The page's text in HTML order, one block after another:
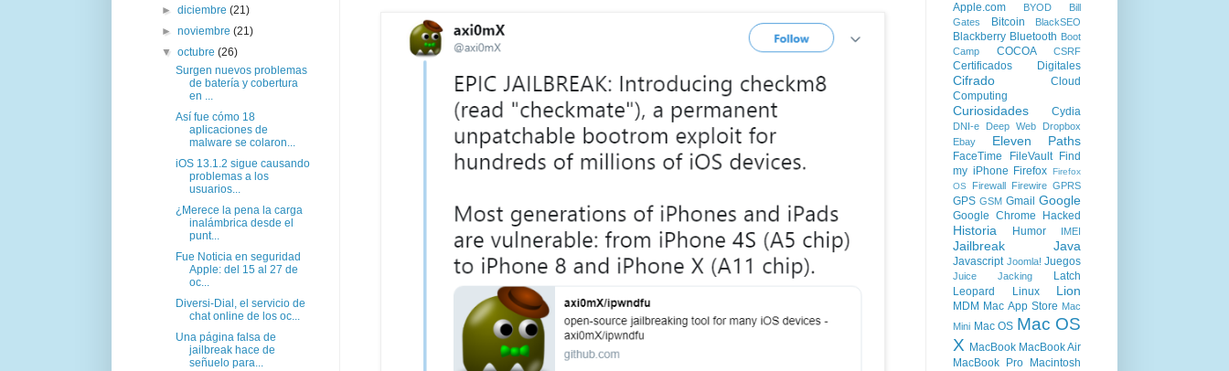
►diciembre(21)
►noviembre(21)
▼octubre(26)
Surgen nuevos problemas
de batería y cobertura
en ...
Así fue cómo 18
aplicaciones de
malware se colaron...
iOS 13.1.2 sigue causando
problemas a los
usuarios...
¿Merece la pena la carga
inalámbrica desde el
punt...
Fue Noticia en seguridad
Apple: del 15 al 27 de
oc...
Diversi-Dial, el servicio de
chat online de los oc...
Una página falsa de
jailbreak hace de
señuelo para...
Apple.com BYOD
Bill
Gates
Bitcoin BlackSEO
Blackberry Bluetooth Boot
Camp
COCOA CSRF
Certificados Digitales
Cifrado
Cloud
Computing
Curiosidades Cydia
DNI-e Deep Web
Dropbox
Ebay
Eleven Paths
FaceTime FileVault
Find
my iPhone Firefox Firefox
OS
Firewall Firewire GPRS
GPS GSM Gmail Google
Google Chrome Hacked
Historia Humor IMEI
Jailbreak Java
Javascript Joomla! Juegos
Juice Jacking
Latch
Leopard
Linux Lion
MDM Mac App Store Mac
Mini Mac OS Mac OS
X MacBook MacBook Air
MacBook Pro
Macintosh